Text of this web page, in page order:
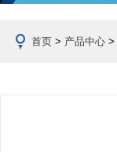
首页 > 产品中心 >